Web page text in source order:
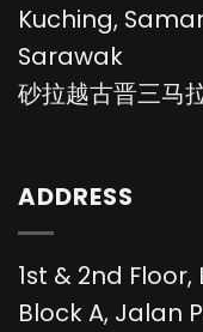
Kuching,
Sarawak
砂拉越古晋三马
ADDRESS
1st & 2nd Floor,
Block A, Jalan